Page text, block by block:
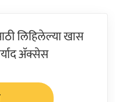
लिहिलेल्या खास
ॲक्सेस